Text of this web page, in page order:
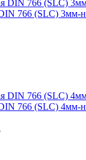
766 (SLC) 3мм-
766 (SLC) 4мм-